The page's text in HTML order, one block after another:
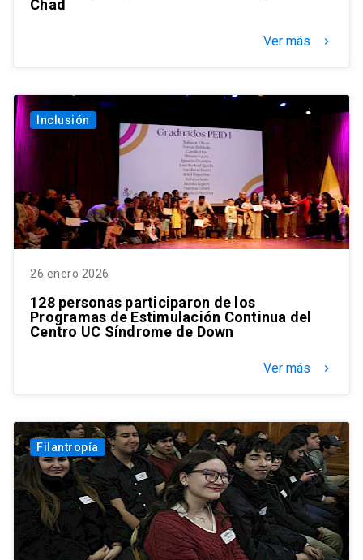
Chad
Ver más keyboard_arrow_right
Inclusión
26 enero 2026
128 personas participaron de los
Programas de Estimulación Continua del
Centro UC Síndrome de Down
Ver más keyboard_arrow_right
Filantropía